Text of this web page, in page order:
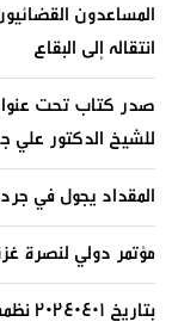
المساعدون
انتقاله إلى البقاع
صدر كتاب تحت
للشيخ الدكتور علي
المقداد يجول في
مؤتمر دولي لنصرة